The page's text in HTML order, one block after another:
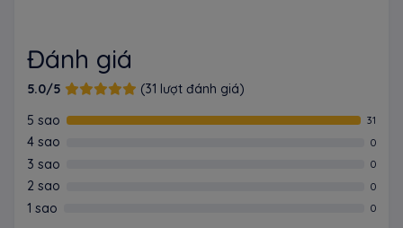
Đánh giá
5.0/5
(31 lượt đánh giá)
5 sao
31
4 sao 0
3 sao 0
2 sao 0
1 sao 0